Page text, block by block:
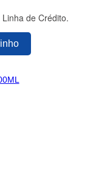
de Crédito.